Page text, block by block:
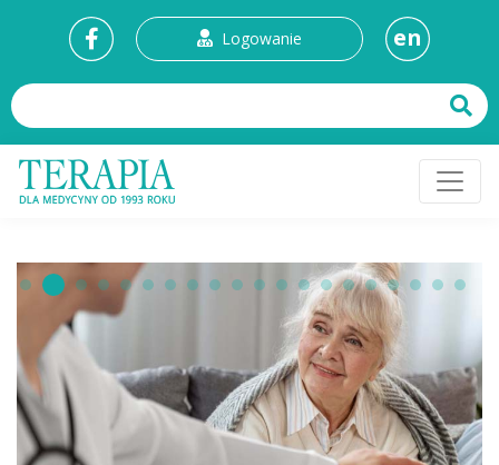
Logowanie en